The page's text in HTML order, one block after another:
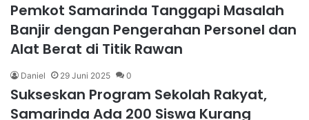
Pemkot Samarinda Tanggapi Masalah
Banjir dengan Pengerahan Personel dan
Alat Berat di Titik Rawan
Daniel 29 Juni 2025 0
Sukseskan Program Sekolah Rakyat,
Samarinda Ada 200 Siswa Kurang